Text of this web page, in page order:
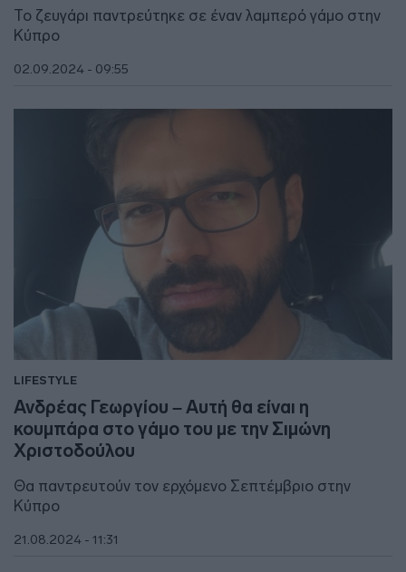
Το ζευγάρι παντρεύτηκε σε έναν λαμπερό γάμο στην
Κύπρο
02.09.2024 - 09:55
LIFESTYLE
Ανδρέας Γεωργίου – Αυτή θα είναι η
κουμπάρα στο γάμο του με την Σιμώνη
Χριστοδούλου
Θα παντρευτούν τον ερχόμενο Σεπτέμβριο στην
Κύπρο
21.08.2024 - 11:31